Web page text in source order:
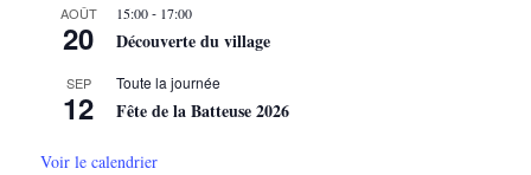
AOÛT
20
15:00- 17:00
Découverte du village
SEP
12
Toute la journée
Fête de la Batteuse 2026
Voir le calendrier